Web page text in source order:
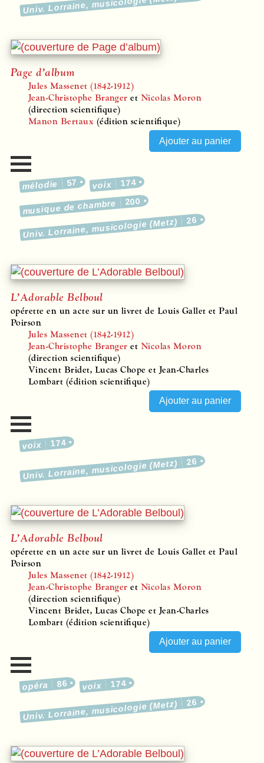
Page d’album
Jules Massenet (1842-1912)
Jean-Christophe Branger et Nicolas Moron
(direction scientifique)
Manon Bertaux (édition scientifique)
mélodie 57 voix 174
musique de chambre 200
Univ. Lorraine, musicologie (Metz) 26
L’Adorable Belboul
opérette en un acte sur un livret de Louis Gallet et Paul
Poirson
Jules Massenet (1842-1912)
Jean-Christophe Branger et Nicolas Moron
(direction scientifique)
Vincent Bridet, Lucas Chope et Jean-Charles
Lombart (édition scientifique)
voix 174
Univ. Lorraine, musicologie (Metz) 26
L’Adorable Belboul
opérette en un acte sur un livret de Louis Gallet et Paul
Poirson
Jules Massenet (1842-1912)
Jean-Christophe Branger et Nicolas Moron
(direction scientifique)
Vincent Bridet, Lucas Chope et Jean-Charles
Lombart (édition scientifique)
opéra 86 voix 174
Univ. Lorraine, musicologie (Metz) 26